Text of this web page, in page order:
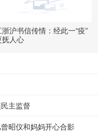
浙沪书信传情：经此一“疫”
抚人心
主监督
昭仪和妈妈开心合影